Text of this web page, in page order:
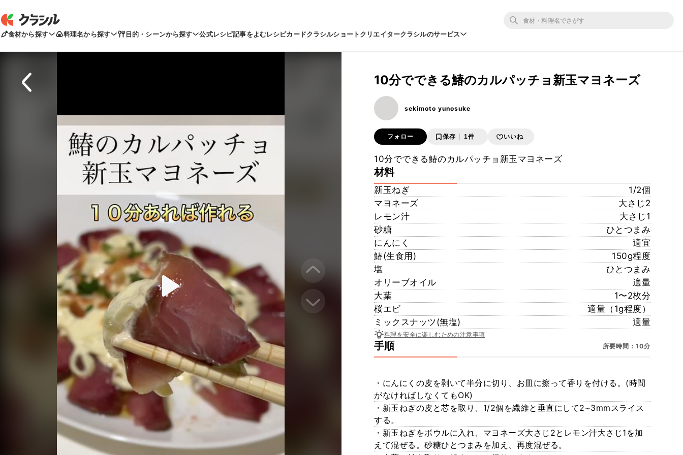
食材から探す 料理名から探す 目的・シーンから探す 公式レシピ記事をよむレシピカードクラシルショートクリエイタークラシルのサービス
10分でできる鰆のカルパッチョ新玉マヨネーズ
sekimoto yunosuke
フォロー 保存 1件 いいね
10分でできる鰆のカルパッチョ新玉マヨネーズ
材料
新玉ねぎ
1/2個
マヨネーズ
大さじ2
レモン汁
大さじ1
砂糖
ひとつまみ
にんにく
適宜
鰆(生食用)
150g程度
塩
ひとつまみ
オリーブオイル
適量
大葉
1〜2枚分
桜エビ
適量（1g程度）
ミックスナッツ(無塩)
適量
料理を安全に楽しむための注意事項
手順 所要時間：10分
・にんにくの皮を剥いて半分に切り、お皿に擦って香りを付ける。(時間
がなければしなくてもOK)
・新玉ねぎの皮と芯を取り、1/2個を繊維と垂直にして2~3mmスライス
する。
・新玉ねぎをボウルに入れ、マヨネーズ大さじ2とレモン汁大さじ1を加
えて混ぜる。砂糖ひとつまみを加え、再度混ぜる。